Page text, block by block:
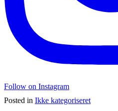
Follow on Instagram
Posted in Ikke kategoriseret